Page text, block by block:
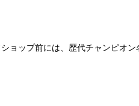
ョップ前には、歴代チャンピオン